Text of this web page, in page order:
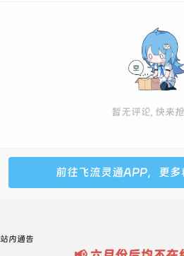
<a href="#"
</ul>
暂无评论, 快来
前往飞流灵通APP，更多
站内通告